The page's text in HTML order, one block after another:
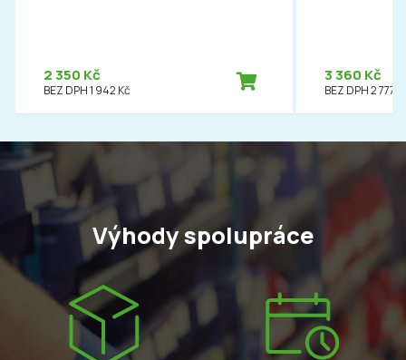
2 350 Kč
BEZ DPH 1 942 Kč
3 360 Kč
BEZ DPH 2 777
Výhody spolupráce